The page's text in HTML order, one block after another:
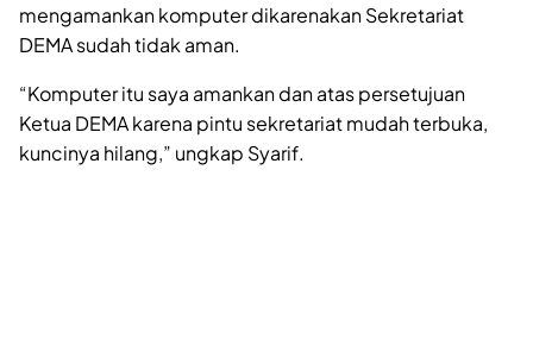
mengamankan komputer dikarenakan Sekretariat
DEMA sudah tidak aman.
“Komputer itu saya amankan dan atas persetujuan
Ketua DEMA karena pintu sekretariat mudah terbuka,
kuncinya hilang,” ungkap Syarif.